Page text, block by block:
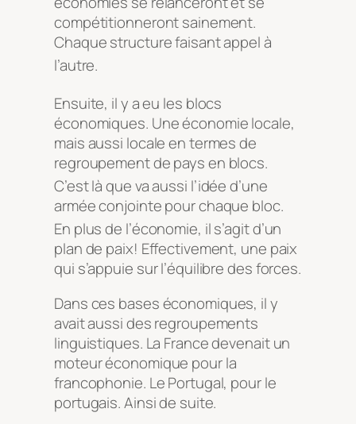
compétitionneront sainement.
Chaque structure faisant appel à
l’autre.
Ensuite, il y a eu les blocs
économiques. Une économie locale,
mais aussi locale en termes de
regroupement de pays en blocs.
C’est là que va aussi l’idée d’une
armée conjointe pour chaque bloc.
En plus de l’économie, il s’agit d’un
plan de paix! Effectivement, une paix
qui s’appuie sur l’équilibre des forces.
Dans ces bases économiques, il y
avait aussi des regroupements
linguistiques. La France devenait un
moteur économique pour la
francophonie. Le Portugal, pour le
portugais. Ainsi de suite.